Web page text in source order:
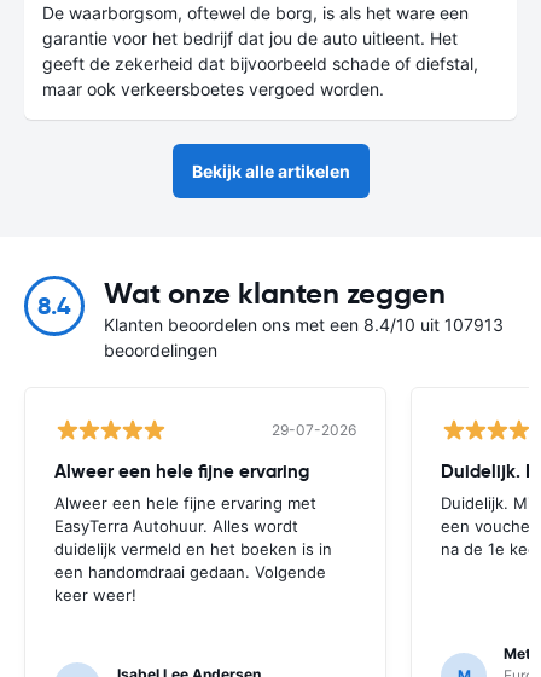
De waarborgsom, oftewel de borg, is als het ware een
garantie voor het bedrijf dat jou de auto uitleent. Het
geeft de zekerheid dat bijvoorbeeld schade of diefstal,
maar ook verkeersboetes vergoed worden.
Bekijk alle artikelen
8.4 Wat onze klanten zeggen
Klanten beoordelen ons met een 8.4/10 uit 107913
beoordelingen
29-07-2026
Alweer een hele fijne ervaring
Alweer een hele fijne ervaring met
EasyTerra Autohuur. Alles wordt
duidelijk vermeld en het boeken is in
een handomdraai gedaan. Volgende
keer weer!
Duidelijk.
Duidelijk.
een voucher
na de 1e